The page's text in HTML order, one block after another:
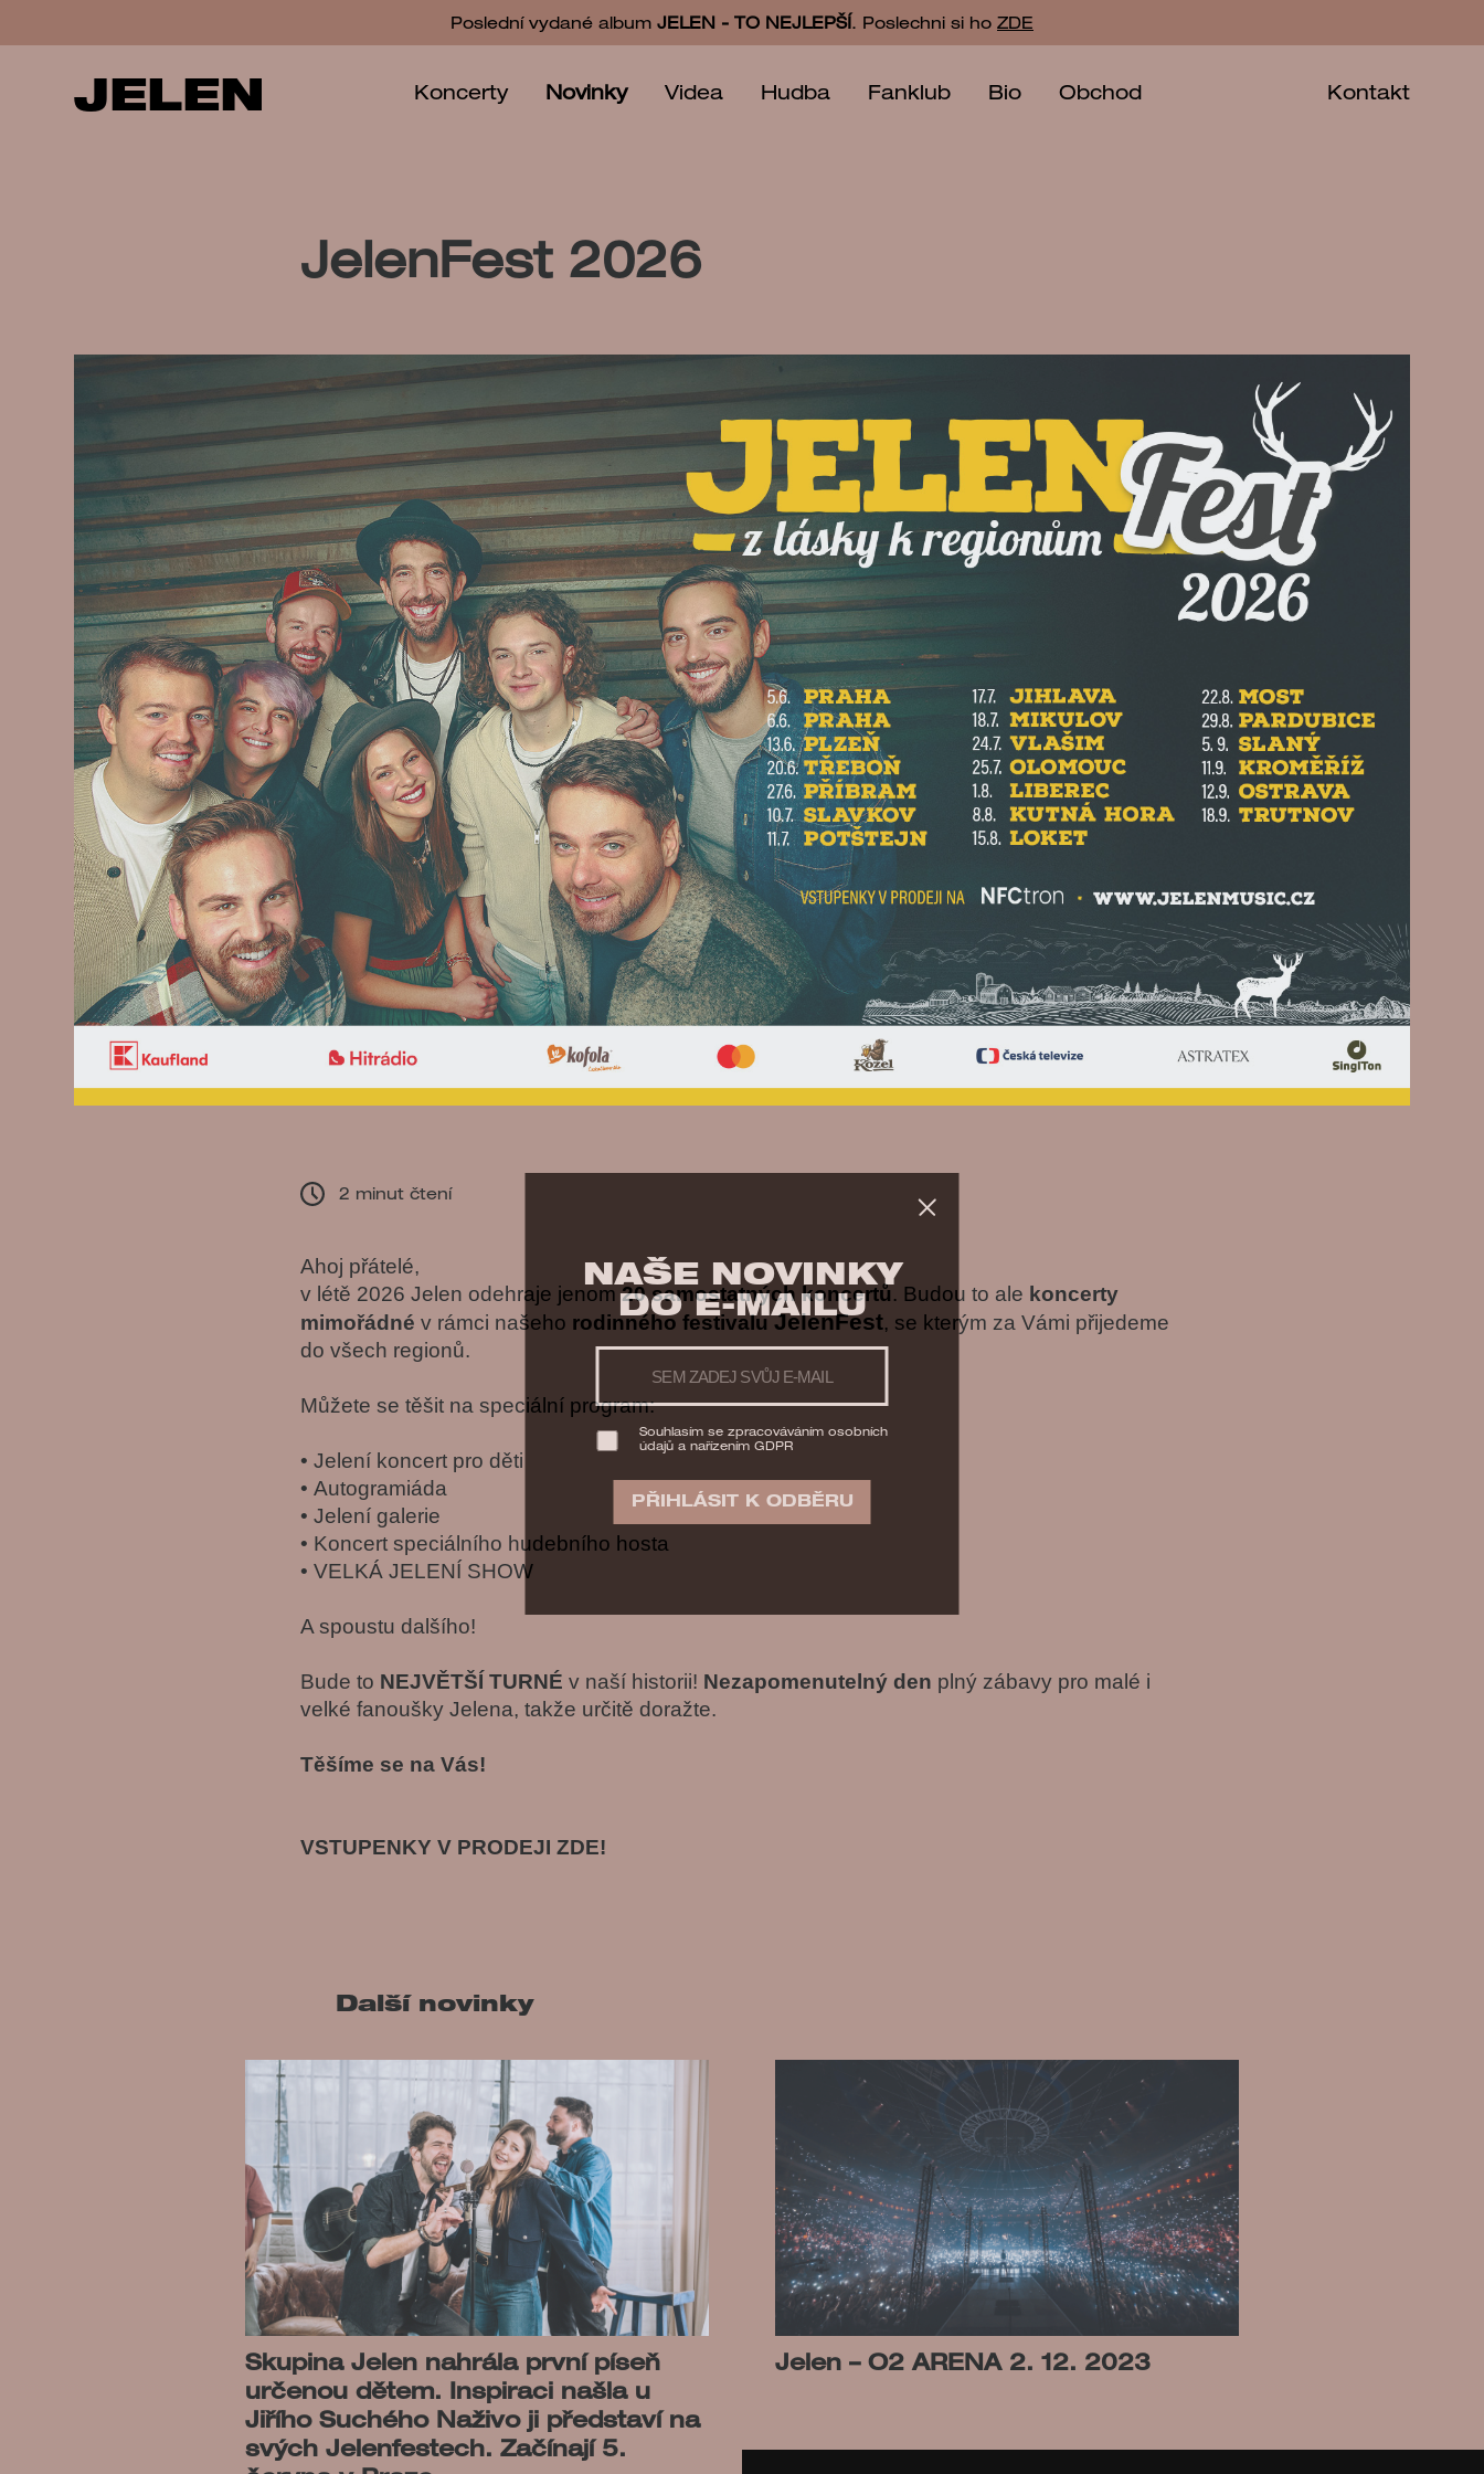
Poslední vydané album JELEN - TO NEJLEPŠÍ. Poslechni si ho ZDE
JELEN Koncerty Novinky Videa Hudba Fanklub Bio Obchod Kontakt
JelenFest 2026
2 minut čtení
Ahoj přátelé,
v létě 2026 Jelen odehraje jenom20 samostatných koncertů. Budou to ale koncerty
mimořádné v rámci našeho rodinného festivalu JelenFest, se kterým za Vámi přijedeme
do všech regionů.
Můžete se těšit na speciální program:
• Jelení koncert pro děti
• Autogramiáda
• Jelení galerie
• Koncert speciálního hudebního hosta
• VELKÁ JELENÍ SHOW
A spoustu dalšího!
Bude to NEJVĚTŠÍ TURNÉ v naší historii! Nezapomenutelný den plný zábavy pro malé i
velké fanoušky Jelena, takže určitě doražte.
Těšíme se na Vás!
VSTUPENKY V PRODEJI ZDE!
Další novinky
Skupina Jelen nahrála první píseň
určenou dětem. Inspiraci našla u
Jiřího Suchého Naživo ji představí na
svých Jelenfestech. Začínají 5.
Jelen – O2 ARENA 2. 12. 2023
NAŠE NOVINKY
DO E-MAILU
Souhlasím se zpracováváním osobních
údajů a nařízením GDPR